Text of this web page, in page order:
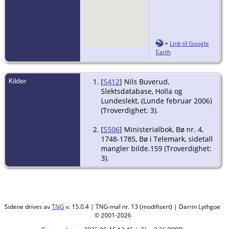
= Link til Google
Earth
Kilder [S412] Nils Buverud,
Slektsdatabase, Holla og
Lundeslekt, (Lunde februar 2006)
(Troverdighet: 3).
[S506] Ministerialbok, Bø nr. 4,
1748-1785, Bø i Telemark, sidetall
mangler bilde.159 (Troverdighet:
3).
Sidene drives avTNG v. 15.0.4 | TNG-mal nr. 13 (modifisert) | Darrin Lythgoe
© 2001-2026